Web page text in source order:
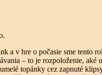
a v hre o počasie sme tento
– to je rozpoloženie,
topánky cez zapnuté